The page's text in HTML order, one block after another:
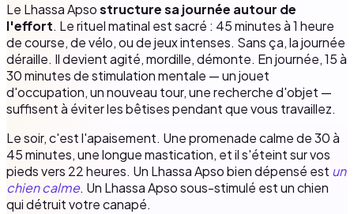
Le Lhassa Apsostructure sa journée autour de
l'effort. Le rituel matinal est sacré : 45 minutes à 1 heure
de course, de vélo, ou de jeux intenses. Sans ça, la journée
déraille. Il devient agité, mordille, démonte. En journée, 15 à
30 minutes de stimulation mentale — un jouet
d'occupation, un nouveau tour, une recherche d'objet —
suffisent à éviter les bêtises pendant que vous travaillez.
Le soir, c'est l'apaisement. Une promenade calme de 30 à
45 minutes, une longue mastication, et il s'éteint sur vos
pieds vers 22 heures. Un Lhassa Apso bien dépensé est un
chien calme. Un Lhassa Apso sous-stimulé est un chien
qui détruit votre canapé.